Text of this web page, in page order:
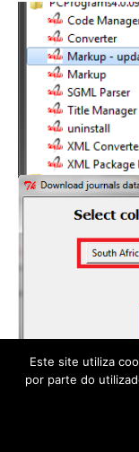
Este site utiliza
por parte do